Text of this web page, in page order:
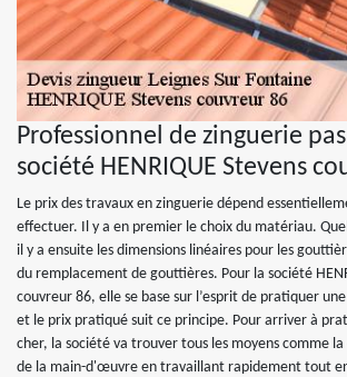
Professionnel de zinguerie
société HENRIQUE Stevens
Le prix des travaux en zinguerie dépend
effectuer. Il y a en premier le choix du matériau.
il y a ensuite les dimensions linéaires pour les
du remplacement de gouttières. Pour la société
couvreur 86, elle se base sur l’esprit de pratiquer
et le prix pratiqué suit ce principe. Pour arriver à
cher, la société va trouver tous les moyens comme
de la main-d'œuvre en travaillant rapidement tout